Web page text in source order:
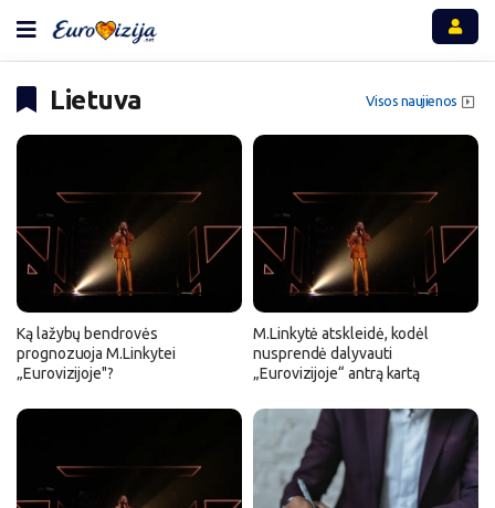
Lietuva Visos naujienos
Ką lažybų bendrovės
prognozuoja M.Linkytei
„Eurovizijoje"?
M.Linkytė atskleidė, kodėl
nusprendė dalyvauti
„Eurovizijoje“ antrą kartą